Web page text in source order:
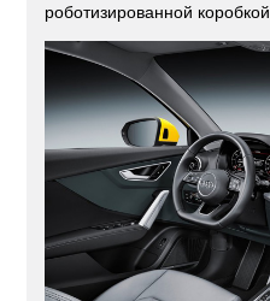
роботизированной